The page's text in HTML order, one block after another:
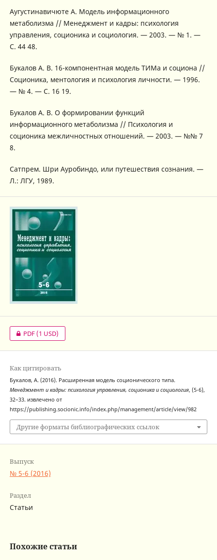
Аугустинавичюте А. Модель информационного
метаболизма // Менеджмент и кадры: психология
управления, соционика и социология. — 2003. — № 1. —
С. 44 48.
Букалов А. В. 16-компонентная модель ТИМа и социона //
Соционика, ментология и психология личности. — 1996.
— № 4. — С. 16 19.
Букалов А. В. О формировании функций
информационного метаболизма // Психология и
соционика межличностных отношений. — 2003. — №№ 7
8.
Сатпрем. Шри Ауробиндо, или путешествия сознания. —
Л.: ЛГУ, 1989.
PDF(1 USD)
Как цитировать
Букалов, А. (2016). Расширенная модель соционического типа.
Менеджмент и кадры: психология управления, соционика и социология, (5-6),
32–33. извлечено от
https://publishing.socionic.info/index.php/management/article/view/982
Другие форматы библиографических ссылок
Выпуск
№ 5-6 (2016)
Раздел
Статьи
Похожие статьи